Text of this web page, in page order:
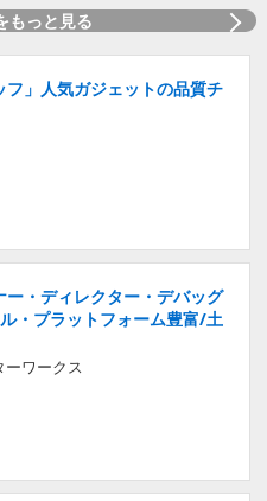
もっと見る
フ」人気ガジェットの品質チ
・ディレクター・デバッグ
・プラットフォーム豊富/土
ーワークス